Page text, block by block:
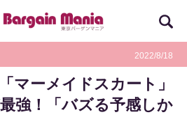
2022/8/18
マーメイドスカート」
強！「バズる予感しか